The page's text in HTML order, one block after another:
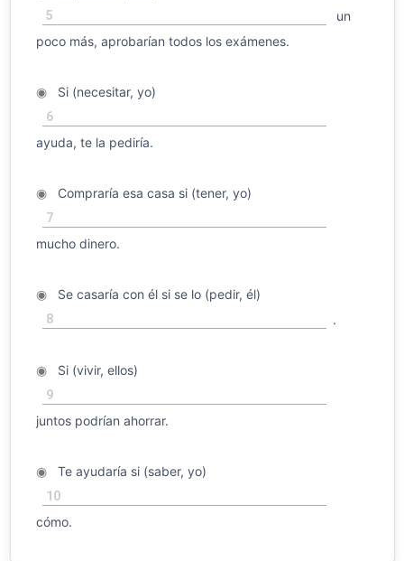
5
un
poco más, aprobarían todos los exámenes.
◉Si (necesitar, yo)
6
ayuda, te la pediría.
◉Compraría esa casa si (tener, yo)
7
mucho dinero.
◉Se casaría con él si se lo (pedir, él)
8 .
◉Si (vivir, ellos)
9
juntos podrían ahorrar.
◉Te ayudaría si (saber, yo)
10
cómo.